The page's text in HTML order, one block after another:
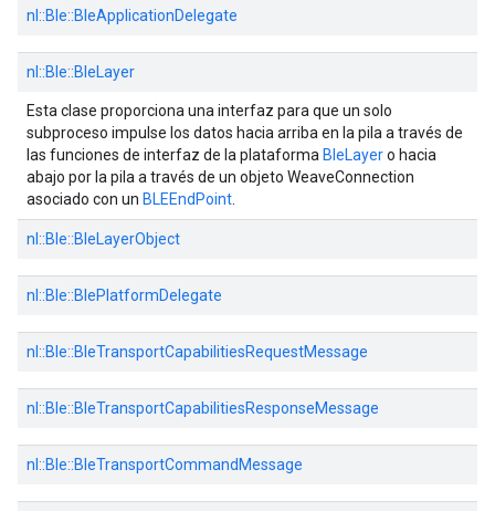
nl::Ble::BleApplicationDelegate
nl::Ble::BleLayer
Esta clase proporciona una interfaz para que un solo
subproceso impulse los datos hacia arriba en la pila a través de
las funciones de interfaz de la plataforma BleLayero hacia
abajo por la pila a través de un objeto WeaveConnection
asociado con un BLEEndPoint
nl::Ble::BleLayerObject
nl::Ble::BlePlatformDelegate
nl::Ble::BleTransportCapabilitiesRequestMessage
nl::Ble::BleTransportCapabilitiesResponseMessage
nl::Ble::BleTransportCommandMessage